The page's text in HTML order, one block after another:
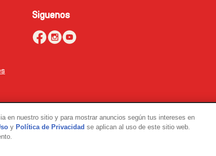
Siguenos
fuera de España.
en nuestro sitio y para mostrar anuncios según tus intereses en
y Política de Privacidad se aplican al uso de este sitio web.